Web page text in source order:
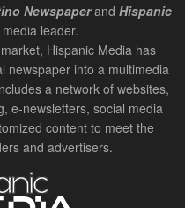
Newspaperand Hispanic
leader.
Hispanic Media has
newspaper into a multimedia
a network of websites,
e-newsletters, social media
content to meet the
and advertisers.